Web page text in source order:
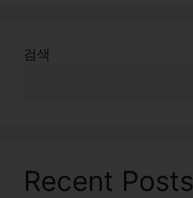
검색
Recent Posts